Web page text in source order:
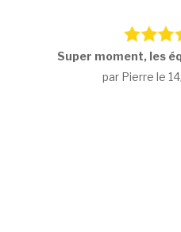
Super moment, les
par Pierre le